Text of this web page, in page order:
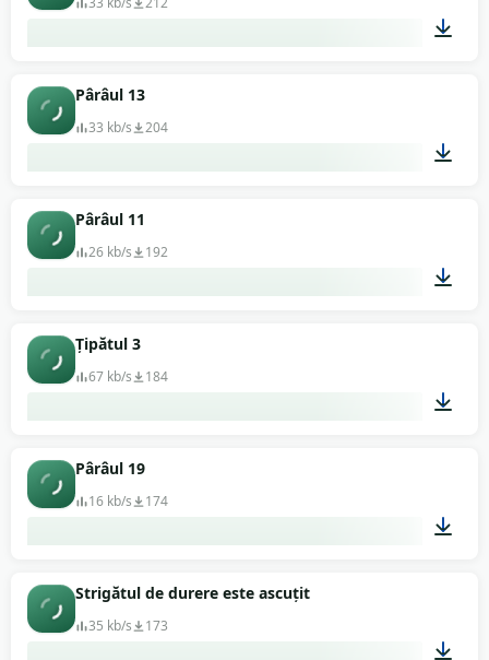
Pârâul 13
33 kb/s 204
Pârâul 11
26 kb/s 192
Țipătul 3
67 kb/s 184
Pârâul 19
16 kb/s 174
Strigătul de durere este ascuțit
35 kb/s 173